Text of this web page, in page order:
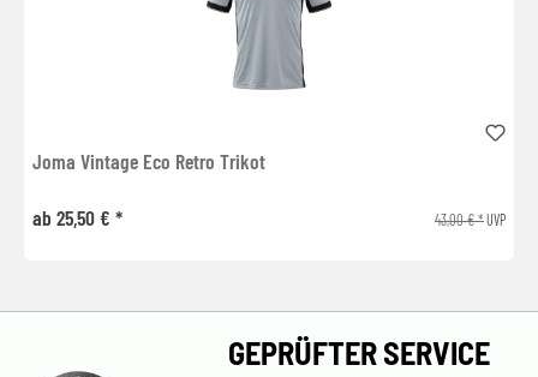
Joma Vintage Eco Retro Trikot
ab 25,50 € * 43,00 € *UVP
GEPRÜFTER SERVICE